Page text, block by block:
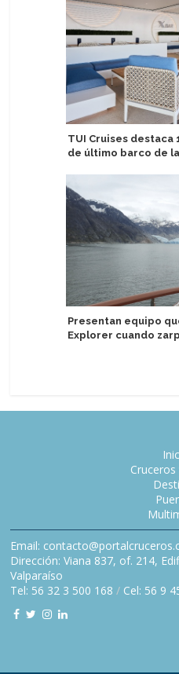
TUI Cruises destaca
de último barco de
Presentan equipo
Explorer cuando
Email:
Dirección: Viana 837, of. 214,
Valparaíso
Tel: 56 32 3 500 168 / Cel: 56 9